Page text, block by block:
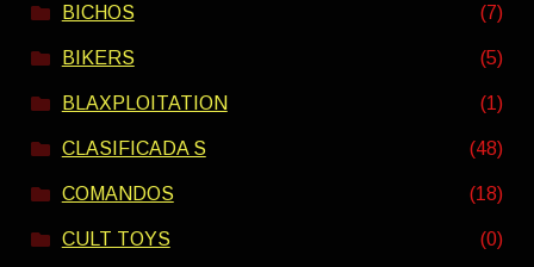
BICHOS (7)
BIKERS (5)
BLAXPLOITATION (1)
CLASIFICADA S (48)
COMANDOS (18)
CULT TOYS (0)